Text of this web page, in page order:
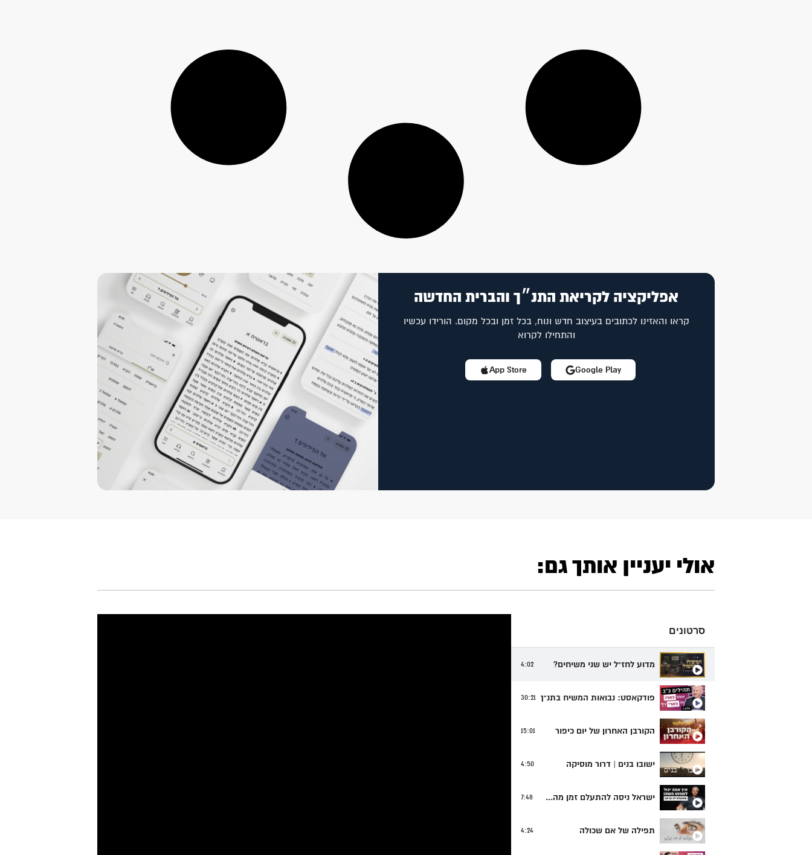
אפליקציה לקריאת התנ״ך והברית החדשה
קראו והאזינו לכתובים בעיצוב חדש ונוח, בכל זמן ובכל מקום. הורידו עכשיו
והתחילו לקרוא
App Store Google Play
אולי יעניין אותך גם:
סרטונים
מדוע לחז"ל יש שני משיחים? 4:02
פודקאסט: נבואות המשיח בתנ"ך 30:21
הקורבן האחרון של יום כיפור 15:01
ישובו בנים | דרור מוסיקה 4:50
ישראל ניסה להתעלם זמן מה... 7:48
תפילה של אם שכולה 4:24